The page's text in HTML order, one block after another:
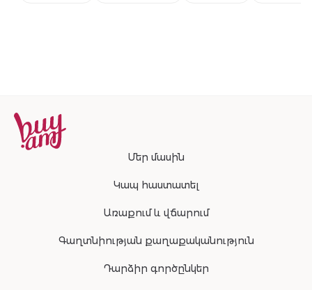
Մեր մասին
Կապ հաստատել
Առաքում և վճարում
Գաղտնիության քաղաքականություն
Դարձիր գործընկեր